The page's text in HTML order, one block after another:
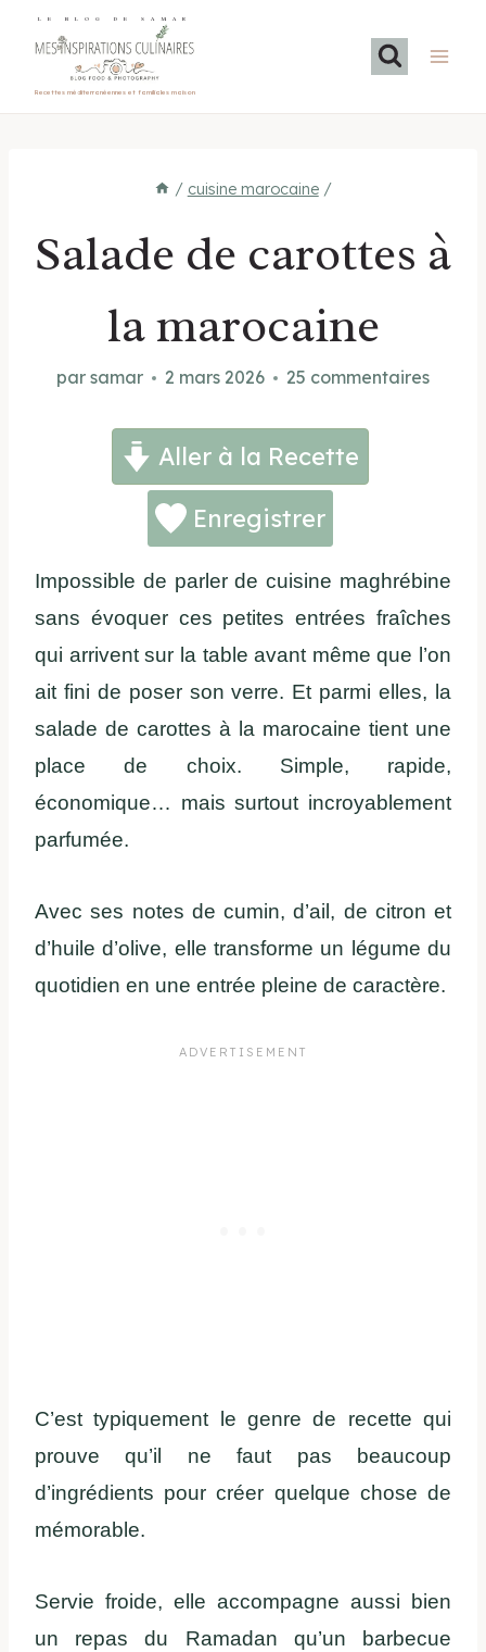
LE BLOG DE SAMAR
Recettes méditerranéennes et familiales maison
/ cuisine marocaine /
Salade de carottes à
la marocaine
par samar 2 mars 2026 25 commentaires
Aller à la Recette
Enregistrer
Impossible de parler de cuisine maghrébine
sans évoquer ces petites entrées fraîches
qui arrivent sur la table avant même que l’on
ait fini de poser son verre. Et parmi elles, la
salade de carottes à la marocaine tient une
place de choix. Simple, rapide,
économique… mais surtout incroyablement
parfumée.
Avec ses notes de cumin, d’ail, de citron et
d’huile d’olive, elle transforme un légume du
quotidien en une entrée pleine de caractère.
C’est typiquement le genre de recette qui
prouve qu’il ne faut pas beaucoup
d’ingrédients pour créer quelque chose de
mémorable.
Servie froide, elle accompagne aussi bien
un repas du Ramadan qu’un barbecue